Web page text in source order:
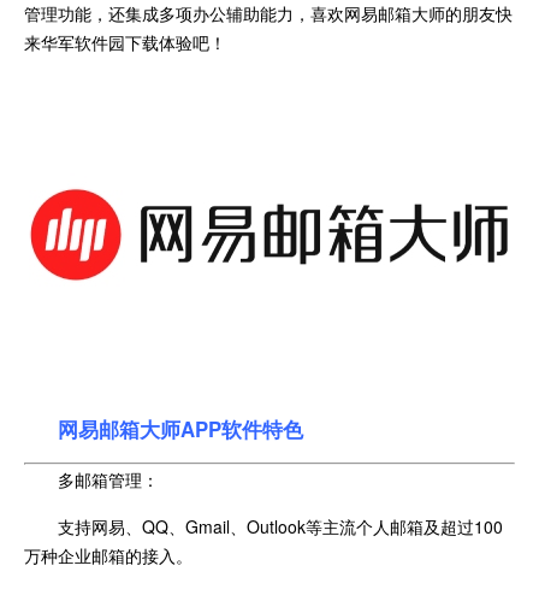
管理功能，还集成多项办公辅助能力，喜欢网易邮箱大师的朋友快
来华军软件园下载体验吧！
网易邮箱大师APP软件特色
多邮箱管理：
支持网易、QQ、Gmail、Outlook等主流个人邮箱及超过100
万种企业邮箱的接入。